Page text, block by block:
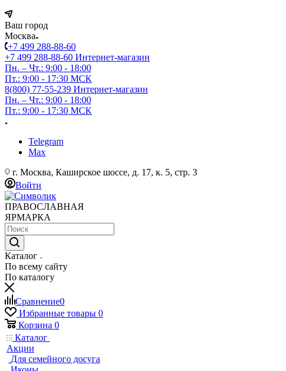
Ваш город
Москва
+7 499 288-88-60
+7 499 288-88-60 Интернет-магазин
Пн. – Чт.: 9:00 - 18:00
Пт.: 9:00 - 17:30 МСК
8(800) 77-55-239 Интернет-магазин
Пн. – Чт.: 9:00 - 18:00
Пт.: 9:00 - 17:30 МСК
Telegram
Max
г. Москва, Каширское шоссе, д. 17, к. 5, стр. 3
Войти
ПРАВОСЛАВНАЯ
ЯРМАРКА
Каталог
По всему сайту
По каталогу
Сравнение0
Избранные товары 0
Корзина 0
Каталог
Акции
Для семейного досуга